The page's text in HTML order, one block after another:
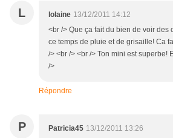
L lolaine 13/12/2011 14:12
<br /> Que ça fait du bien de voir des
ce temps de pluie et de grisaille! Ca
/> <br /> <br /> Ton mini est superbe!
/>
Répondre
P Patricia45 13/12/2011 13:26